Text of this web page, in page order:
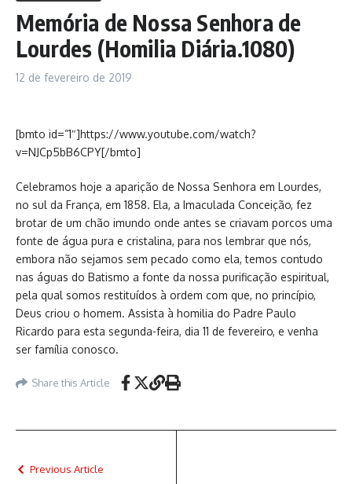
Memória de Nossa Senhora de
Lourdes (Homilia Diária.1080)
12 de fevereiro de 2019
[bmto id=”1″]https://www.youtube.com/watch?
v=NJCp5bB6CPY[/bmto]
Celebramos hoje a aparição de Nossa Senhora em Lourdes,
no sul da França, em 1858. Ela, a Imaculada Conceição, fez
brotar de um chão imundo onde antes se criavam porcos uma
fonte de água pura e cristalina, para nos lembrar que nós,
embora não sejamos sem pecado como ela, temos contudo
nas águas do Batismo a fonte da nossa purificação espiritual,
pela qual somos restituídos à ordem com que, no princípio,
Deus criou o homem. Assista à homilia do Padre Paulo
Ricardo para esta segunda-feira, dia 11 de fevereiro, e venha
ser família conosco.
Share this Article
Previous Article